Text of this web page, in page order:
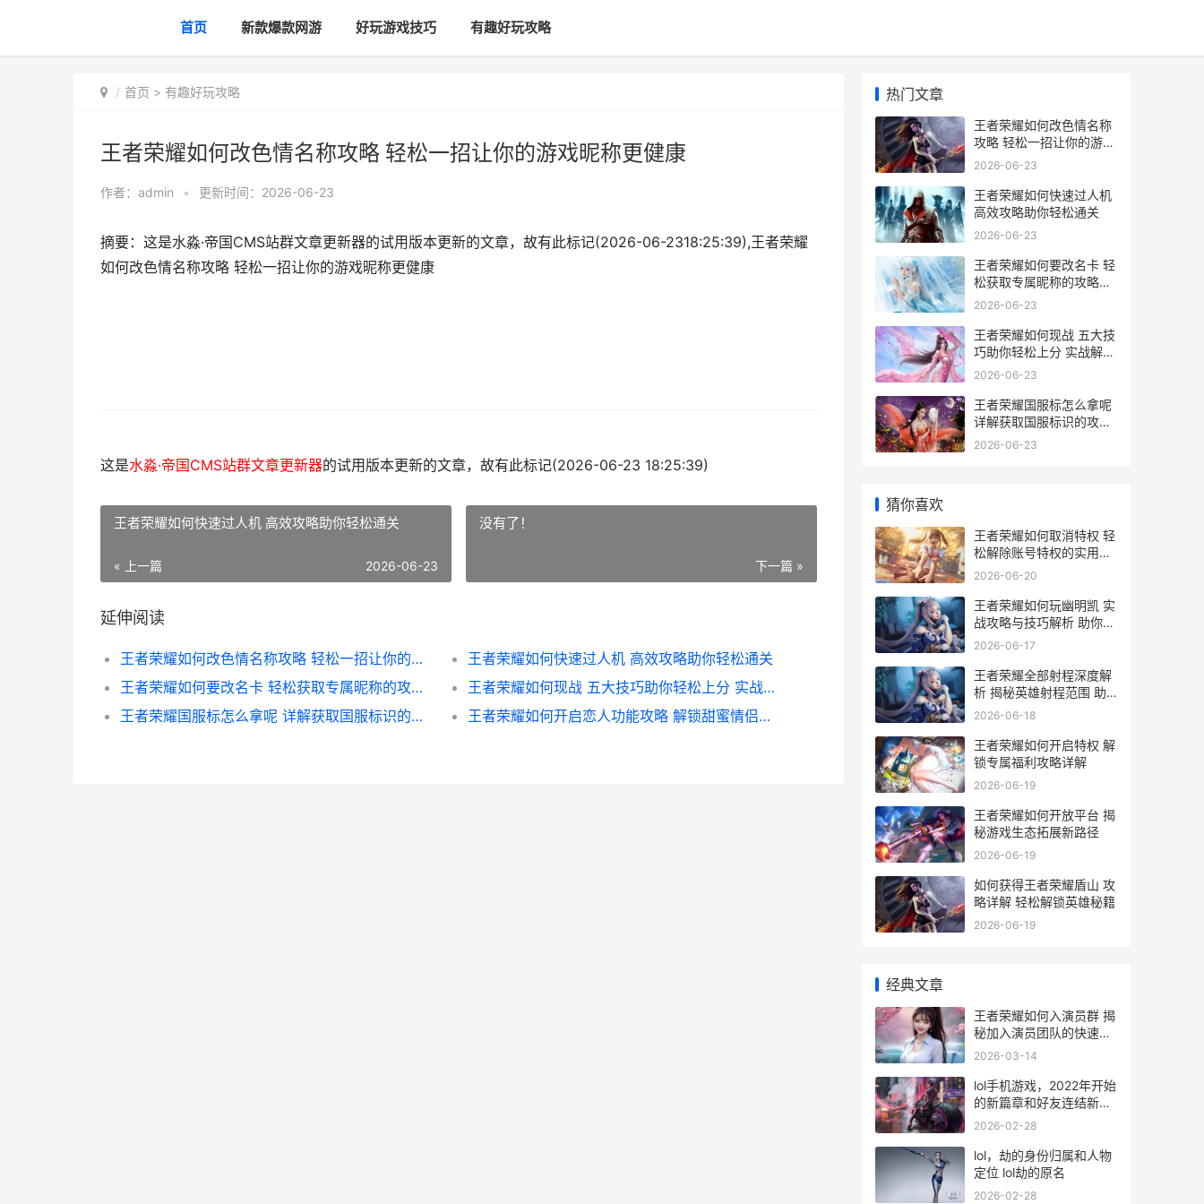
首页 新款爆款网游 好玩游戏技巧 有趣好玩攻略
首页 > 有趣好玩攻略
王者荣耀如何改色情名称攻略 轻松一招让你的游戏昵称更健康
作者： admin • 更新时间：2026-06-23
摘要：这是水淼·帝国CMS站群文章更新器的试用版本更新的文章，故有此标记(2026-06-2318:25:39),王者荣耀
如何改色情名称攻略 轻松一招让你的游戏昵称更健康
这是水淼·帝国CMS站群文章更新器的试用版本更新的文章，故有此标记(2026-06-23 18:25:39)
王者荣耀如何快速过人机 高效攻略助你轻松通关
« 上一篇 2026-06-23
没有了！
下一篇 »
延伸阅读
王者荣耀如何改色情名称攻略 轻松一招让你的游戏昵称更健康
王者荣耀如何快速过人机 高效攻略助你轻松通关
王者荣耀如何要改名卡 轻松获取专属昵称的攻略指南
王者荣耀如何现战 五大技巧助你轻松上分 实战解析攻略
王者荣耀国服标怎么拿呢 详解获取国服标识的攻略与技巧
王者荣耀如何开启恋人功能攻略 解锁甜蜜情侣模式教程
热门文章
王者荣耀如何改色情名称
攻略 轻松一招让你的游戏
昵称更健康
2026-06-23
王者荣耀如何快速过人机
高效攻略助你轻松通关
2026-06-23
王者荣耀如何要改名卡 轻
松获取专属昵称的攻略指
南
2026-06-23
王者荣耀如何现战 五大技
巧助你轻松上分 实战解析
攻略
2026-06-23
王者荣耀国服标怎么拿呢
详解获取国服标识的攻略
与技巧
2026-06-23
猜你喜欢
王者荣耀如何取消特权 轻
松解除账号特权的实用指
南
2026-06-20
王者荣耀如何玩幽明凯 实
战攻略与技巧解析 助你轻
松上分
2026-06-17
王者荣耀全部射程深度解
析 揭秘英雄射程范围 助
你精准定位对抗
2026-06-18
王者荣耀如何开启特权 解
锁专属福利攻略详解
2026-06-19
王者荣耀如何开放平台 揭
秘游戏生态拓展新路径
2026-06-19
如何获得王者荣耀盾山 攻
略详解 轻松解锁英雄秘籍
2026-06-19
经典文章
王者荣耀如何入演员群 揭
秘加入演员团队的快速通
道
2026-03-14
lol手机游戏，2022年开始
的新篇章和好友连结新篇
章 lol手机版游戏叫什么
2026-02-28
lol，劫的身份归属和人物
定位 lol劫的原名
2026-02-28